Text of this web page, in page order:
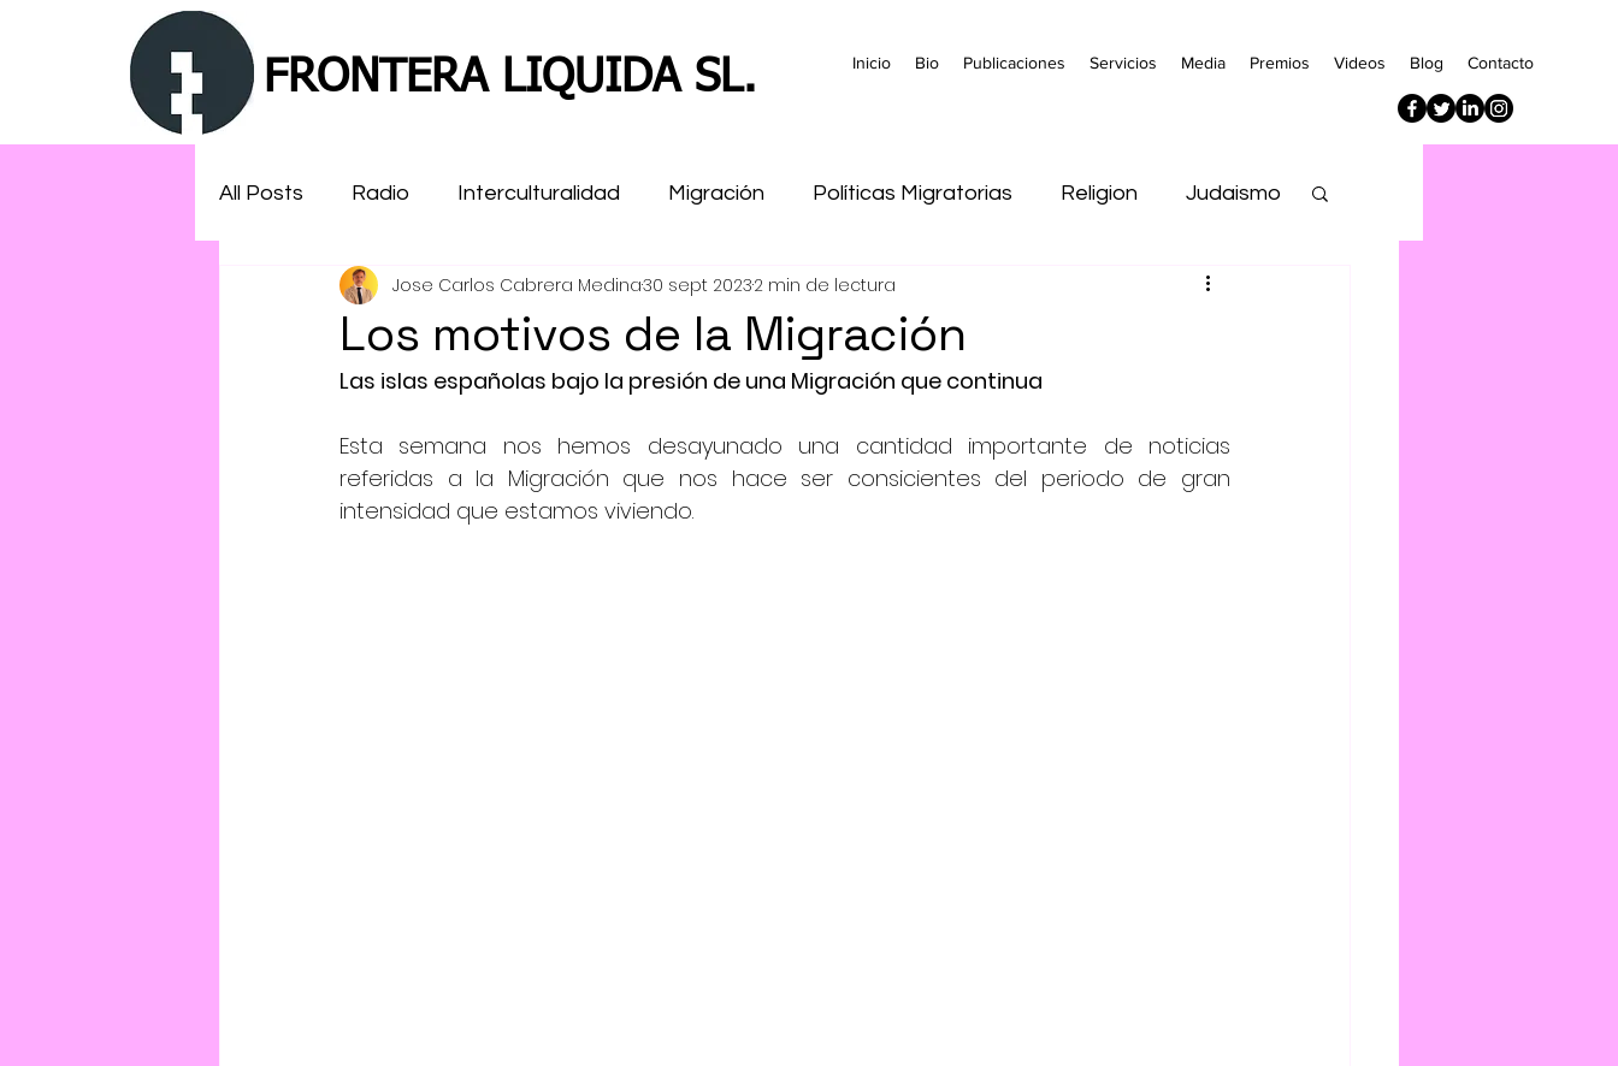
FRONTERA LIQUIDA SL. Inicio Bio Publicaciones Servicios Media Premios Videos Blog Contacto
All Posts Radio Interculturalidad Migración Políticas Migratorias Religion Judaismo
MENA asesoramiento formacion Historia
Literatura
Los motivos de la Migración
Jose Carlos Cabrera Medina30 sept 20232 min de lectura
Las islas españolas bajo la presión de una Migración que continua
Esta semana nos hemos desayunado una cantidad importante de noticias
referidas a la Migración que nos hace ser consicientes del periodo de gran
intensidad que estamos viviendo.